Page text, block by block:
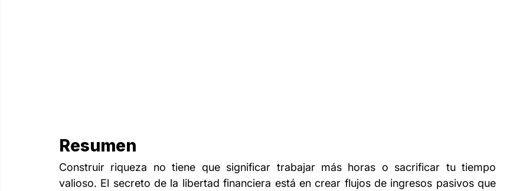
Resumen
Construir riqueza no tiene que significar trabajar más horas o sacrificar tu tiempo
valioso. El secreto de la libertad financiera está en crear flujos de ingresos pasivos que